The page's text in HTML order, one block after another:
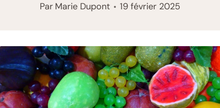
Par Marie Dupont 19 février 2025